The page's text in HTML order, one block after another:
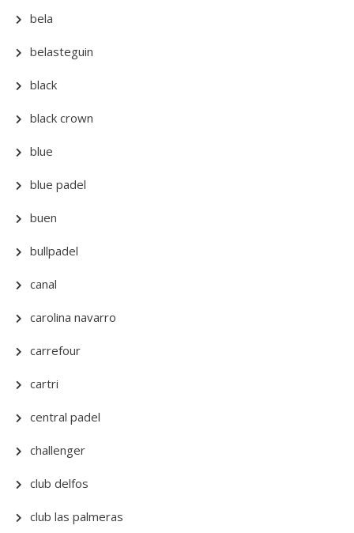
bela
belasteguin
black
black crown
blue
blue padel
buen
bullpadel
canal
carolina navarro
carrefour
cartri
central padel
challenger
club delfos
club las palmeras